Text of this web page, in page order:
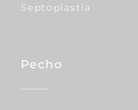
Septoplastia
Pecho